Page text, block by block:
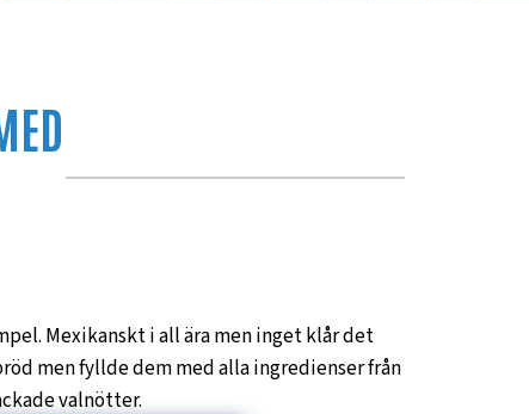
Mexikanskt i all ära men inget klår det
men fyllde dem med alla ingredienser från
valnötter.